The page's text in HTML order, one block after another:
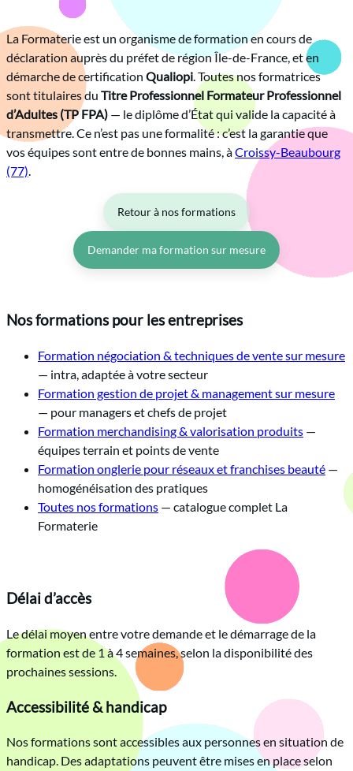
Les formations commerce, vente, gestion de projet et
entrepreneuriat peuvent avoir lieu en présentiel ou à
distance selon votre situation. Nous pouvons aussi
intervenir dans vos locaux pour les formations intra-
entreprise.
de projet, techniques onglerie + protocoles hygiène : on
construit le parcours qui correspond aux besoins réels
de vos équipes.
On construit ce qui a du sens pour votre organisation —
pas ce qui est pratique à organiser pour nous.
La Formaterie est un organisme de formation en cours de
déclaration auprès du préfet de région Île-de-France, et en
démarche de certification Qualiopi. Toutes nos formatrices
sont titulaires du Titre Professionnel Formateur Professionnel
d’Adultes (TP FPA) — le diplôme d’État qui valide la capacité à
transmettre. Ce n’est pas une formalité : c’est la garantie que
vos équipes sont entre de bonnes mains, àCroissy-Beaubourg
(77).
Retour à nos formations
Demander ma formation sur mesure
Nos formations pour les entreprises
Formation négociation & techniques de vente sur mesure
— intra, adaptée à votre secteur
Formation gestion de projet & management sur mesure
— pour managers et chefs de projet
Formation merchandising & valorisation produits —
équipes terrain et points de vente
Formation onglerie pour réseaux et franchises beauté —
homogénéisation des pratiques
Toutes nos formations — catalogue complet La
Formaterie
Délai d’accès
Le délai moyen entre votre demande et le démarrage de la
formation est de 1 à 4 semaines, selon la disponibilité des
prochaines sessions.
Accessibilité & handicap
Nos formations sont accessibles aux personnes en situation de
handicap. Des adaptations peuvent être mises en place selon